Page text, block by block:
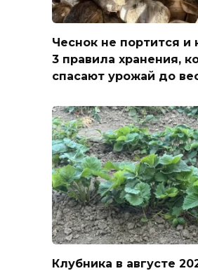
Чеснок не портится и
3 правила хранения,
спасают урожай до
Клубника в августе